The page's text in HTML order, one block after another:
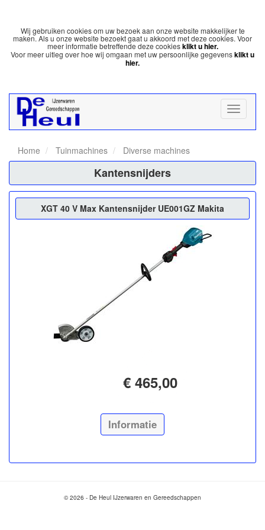
Wij gebruiken cookies om uw bezoek aan onze website makkelijker te
maken. Als u onze website bezoekt gaat u akkoord met deze cookies. Voor
meer informatie betreffende deze cookiesklikt u hier.
Voor meer uitleg over hoe wij omgaan met uw persoonlijke gegevensklikt u
hier.
Home Tuinmachines Diverse machines
Kantensnijders
XGT 40 V Max Kantensnijder UE001GZ Makita
€ 465,00
Informatie
© 2026 - De Heul IJzerwaren en Gereedschappen